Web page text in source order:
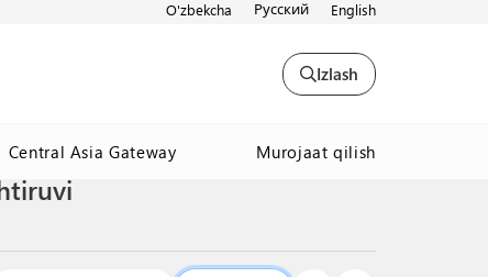
O'zbekcha Русский English
Izlash
Central Asia Gateway Murojaat qilish